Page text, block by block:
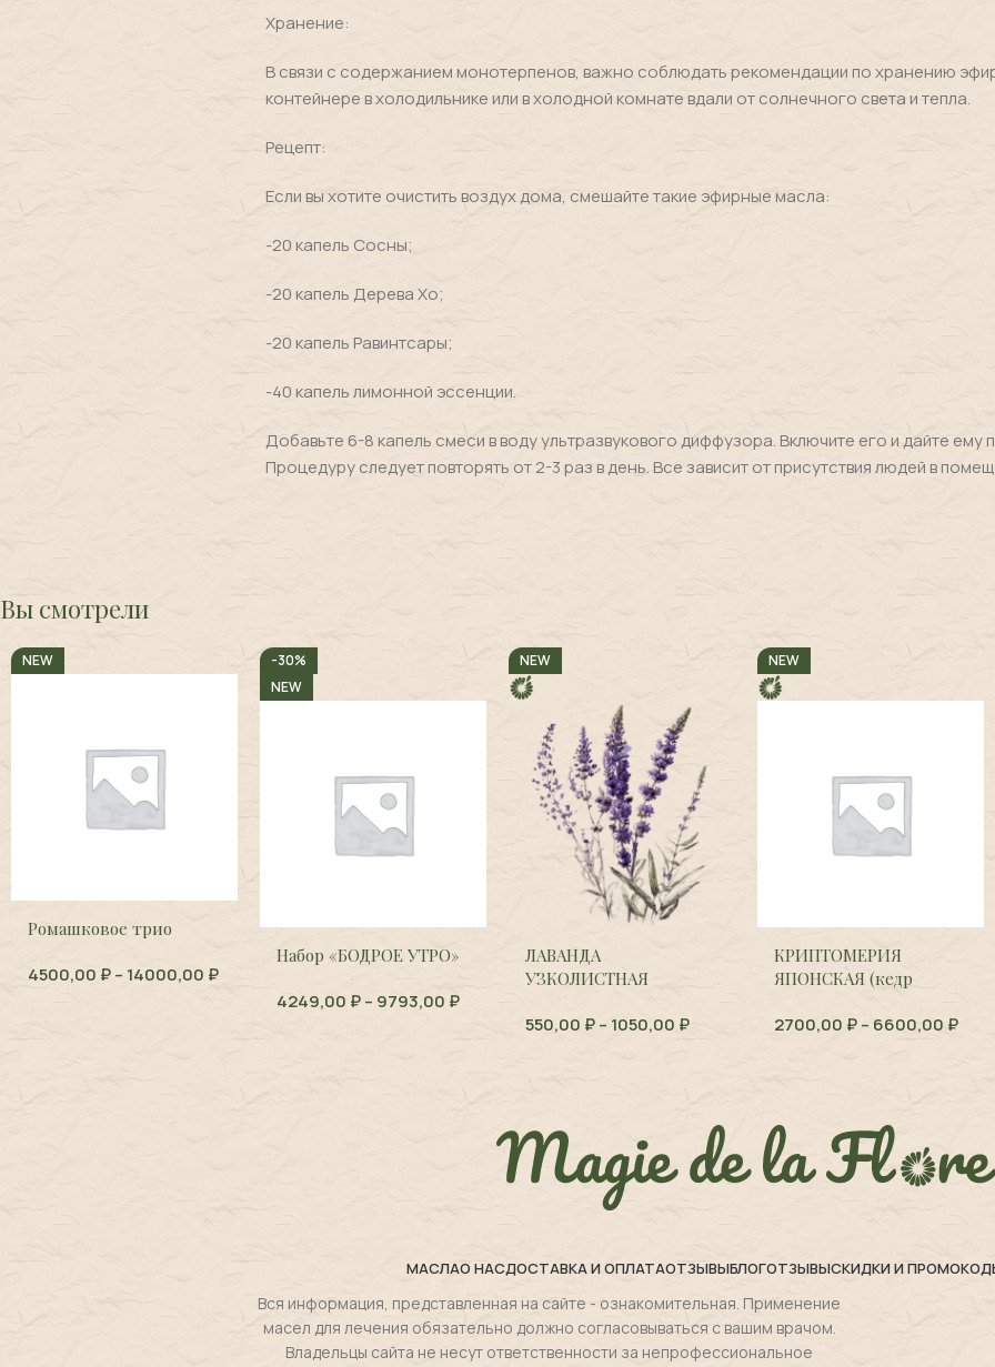
Хранение:
В связи с содержанием монотерпенов, важно соблюдать рекомендации по хранению
контейнере в холодильнике или в холодной комнате вдали от солнечного света и тепла.
Рецепт:
Если вы хотите очистить воздух дома, смешайте такие эфирные масла:
-20 капель Сосны;
-20 капель Дерева Хо;
-20 капель Равинтсары;
-40 капель лимонной эссенции.
Добавьте 6-8 капель смеси в воду ультразвукового диффузора. Включите его и дайте ему
Процедуру следует повторять от 2-3 раз в день. Все зависит от присутствия людей в
Вы смотрели
NEW
Ромашковое трио
4500,00 ₽– 14000,00 ₽
-30%
NEW
Набор «БОДРОЕ УТРО»
4249,00 ₽– 9793,00 ₽
NEW
ЛАВАНДА
УЗКОЛИСТНАЯ
angustifolia
550,00 ₽– 1050,00 ₽
NEW
КРИПТОМЕРИЯ
ЯПОНСКАЯ (кедр
japonica
2700,00 ₽– 6600,00 ₽
МАСЛАО НАСДОСТАВКА И ОПЛАТАОТЗЫВЫБЛОГОТЗЫВЫСКИДКИ И
Вся информация, представленная на сайте - ознакомительная. Применение
масел для лечения обязательно должно согласовываться с вашим врачом.
Владельцы сайта не несут ответственности за непрофессиональное